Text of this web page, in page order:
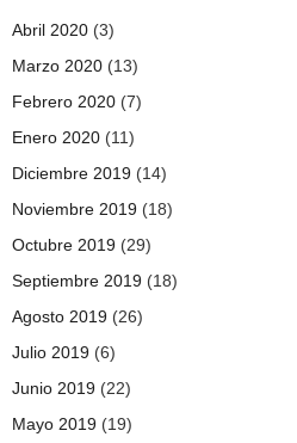
Abril 2020 (3)
Marzo 2020 (13)
Febrero 2020 (7)
Enero 2020 (11)
Diciembre 2019 (14)
Noviembre 2019 (18)
Octubre 2019 (29)
Septiembre 2019 (18)
Agosto 2019 (26)
Julio 2019 (6)
Junio 2019 (22)
Mayo 2019 (19)